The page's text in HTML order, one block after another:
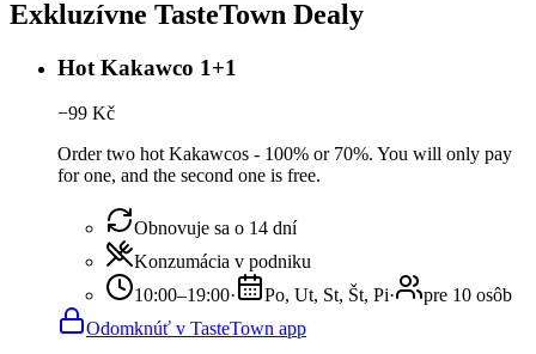
Exkluzívne TasteTown Dealy
Hot Kakawco 1+1
−99 Kč
Order two hot Kakawcos - 100% or 70%. You will only pay
for one, and the second one is free.
Obnovuje sa o 14 dní
Konzumácia v podniku
10:00–19:00· Po, Ut, St, Št, Pi·
pre 10 osôb
Odomknúť v TasteTown app